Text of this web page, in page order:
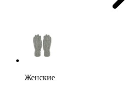
Женские